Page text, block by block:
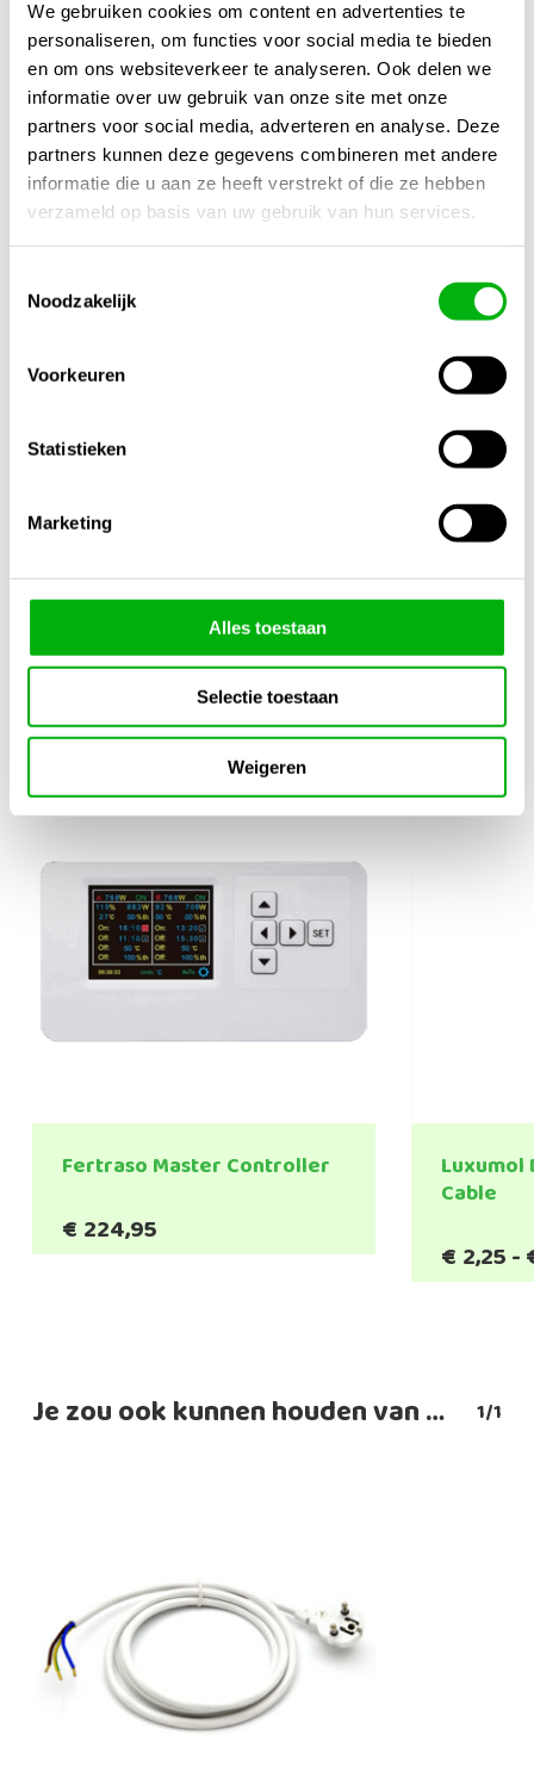
We gebruiken cookies om content en advertenties te
personaliseren, om functies voor social media te bieden
en om ons websiteverkeer te analyseren. Ook delen we
informatie over uw gebruik van onze site met onze
partners voor social media, adverteren en analyse. Deze
partners kunnen deze gegevens combineren met andere
informatie die u aan ze heeft verstrekt of die ze hebben
verzameld op basis van uw gebruik van hun services.
Noodzakelijk
Voorkeuren
Statistieken
Marketing
Alles toestaan
Selectie toestaan
Weigeren
Meet je installatie goed op en bestel wat extra lengte
flexibele montage zonder tekort
Bestel vandaag nogen profiteer van eenbetrouwbare
kabel op maatvoor jouw project!
Kijk ook naar:
https://unigarden.nl/product-
category/huis/verlichting/
Extra productinformatie
Gewicht
1 Meter
Gerelateerde producten 1/4
Fertraso Master Controller
€ 224,95
Cable
€ 2,25-
Je zou ook kunnen houden van … 1/1